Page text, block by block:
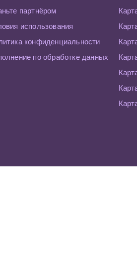
партнёром
использования
конфиденциальности
по обработке данных